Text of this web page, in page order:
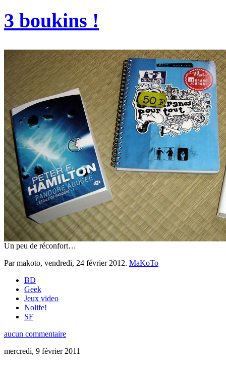
3 boukins !
Un peu de réconfort…
Par makoto, vendredi, 24 février 2012. MaKoTo
BD
Geek
Jeux video
Nolife!
SF
aucun commentaire
mercredi, 9 février 2011